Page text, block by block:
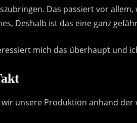
Das passiert vor allem,
Deshalb ist das eine ganz
mich das überhaupt und
wir unsere Produktion anhand der